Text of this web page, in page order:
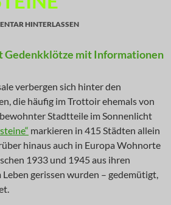
HINTERLASSEN
Gedenkklötze mit Informationen
verbergen sich hinter den
die häufig im Trottoir ehemals von
Stadtteile im Sonnenlicht
markieren in 415 Städten allein
hinaus auch in Europa Wohnorte
1933 und 1945 aus ihren
gerissen wurden – gedemütigt,